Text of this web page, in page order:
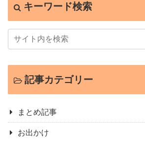
キーワード検索
記事カテゴリー
まとめ記事
お出かけ